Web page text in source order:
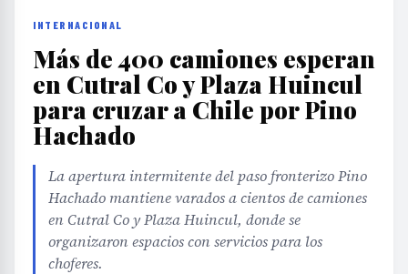
INTERNACIONAL
Más de 400 camiones esperan
en Cutral Co y Plaza Huincul
para cruzar a Chile por Pino
Hachado
La apertura intermitente del paso fronterizo Pino
Hachado mantiene varados a cientos de camiones
en Cutral Co y Plaza Huincul, donde se
organizaron espacios con servicios para los
choferes.